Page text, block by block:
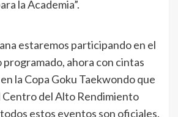
la Academia”.
estaremos participando en el
ahora con cintas
la Copa Goku Taekwondo que
Centro del Alto Rendimiento
estos eventos son oficiales,